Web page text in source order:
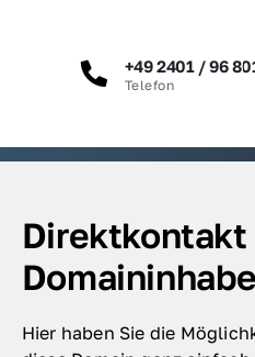
+49 2401 / 96
Telefon
Direktkontakt
Hier haben Sie die